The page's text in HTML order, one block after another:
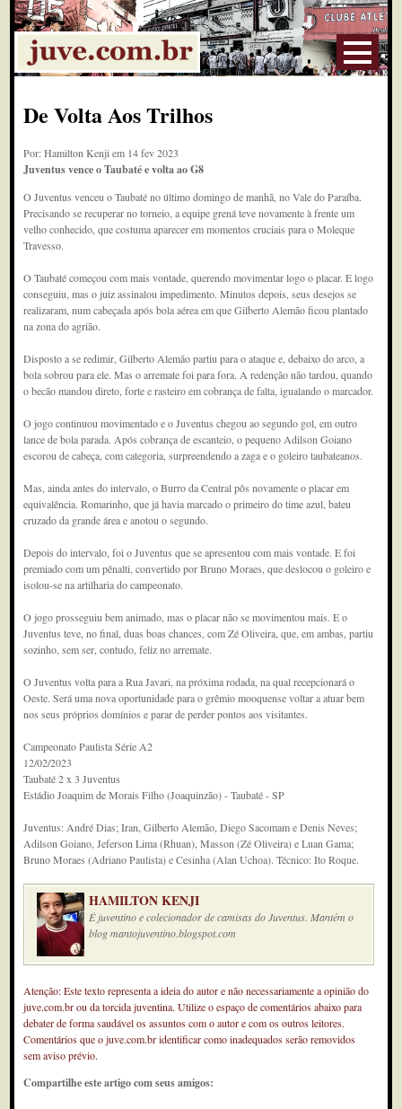
De Volta Aos Trilhos
Por: Hamilton Kenji em 14 fev 2023
Juventus vence o Taubaté e volta ao G8
O Juventus venceu o Taubaté no último domingo de manhã, no Vale do Paraíba.
Precisando se recuperar no torneio, a equipe grená teve novamente à frente um
velho conhecido, que costuma aparecer em momentos cruciais para o Moleque
Travesso.
O Taubaté começou com mais vontade, querendo movimentar logo o placar. E logo
conseguiu, mas o juiz assinalou impedimento. Minutos depois, seus desejos se
realizaram, num cabeçada após bola aérea em que Gilberto Alemão ficou plantado
na zona do agrião.
Disposto a se redimir, Gilberto Alemão partiu para o ataque e, debaixo do arco, a
bola sobrou para ele. Mas o arremate foi para fora. A redenção não tardou, quando
o becão mandou direto, forte e rasteiro em cobrança de falta, igualando o marcador.
O jogo continuou movimentado e o Juventus chegou ao segundo gol, em outro
lance de bola parada. Após cobrança de escanteio, o pequeno Adilson Goiano
escorou de cabeça, com categoria, surpreendendo a zaga e o goleiro taubateanos.
Mas, ainda antes do intervalo, o Burro da Central pôs novamente o placar em
equivalência. Romarinho, que já havia marcado o primeiro do time azul, bateu
cruzado da grande área e anotou o segundo.
Depois do intervalo, foi o Juventus que se apresentou com mais vontade. E foi
premiado com um pênalti, convertido por Bruno Moraes, que deslocou o goleiro e
isolou-se na artilharia do campeonato.
O jogo prosseguiu bem animado, mas o placar não se movimentou mais. E o
Juventus teve, no final, duas boas chances, com Zé Oliveira, que, em ambas, partiu
sozinho, sem ser, contudo, feliz no arremate.
O Juventus volta para a Rua Javari, na próxima rodada, na qual recepcionará o
Oeste. Será uma nova oportunidade para o grêmio mooquense voltar a atuar bem
nos seus próprios domínios e parar de perder pontos aos visitantes.
Campeonato Paulista Série A2
12/02/2023
Taubaté 2 x 3 Juventus
Estádio Joaquim de Morais Filho (Joaquinzão) - Taubaté - SP
Juventus: André Dias; Iran, Gilberto Alemão, Diego Sacomam e Denis Neves;
Adilson Goiano, Jeferson Lima (Rhuan), Masson (Zé Oliveira) e Luan Gama;
Bruno Moraes (Adriano Paulista) e Cesinha (Alan Uchoa). Técnico: Ito Roque.
HAMILTON KENJI
É juventino e colecionador de camisas do Juventus. Mantém o
blog mantojuventino.blogspot.com
Atenção: Este texto representa a ideia do autor e não necessariamente a opinião do
juve.com.br ou da torcida juventina. Utilize o espaço de comentários abaixo para
debater de forma saudável os assuntos com o autor e com os outros leitores.
Comentários que o juve.com.br identificar como inadequados serão removidos
sem aviso prévio.
Compartilhe este artigo com seus amigos: